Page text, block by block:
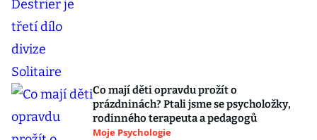
Co mají děti opravdu prožít o
prázdninách? Ptali jsme se psycholožky,
rodinného terapeuta a pedagogů
Moje Psychologie